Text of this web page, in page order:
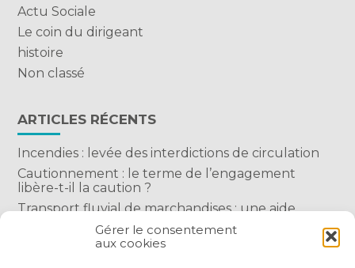
Gérer le consentement
aux cookies
Actu Sociale
Le coin du dirigeant
histoire
Non classé
ARTICLES RÉCENTS
Incendies : levée des interdictions de circulation
Cautionnement : le terme de l’engagement
libère-t-il la caution ?
Transport fluvial de marchandises : une aide
financière bienvenue
Succession : les donations du parent renonçant